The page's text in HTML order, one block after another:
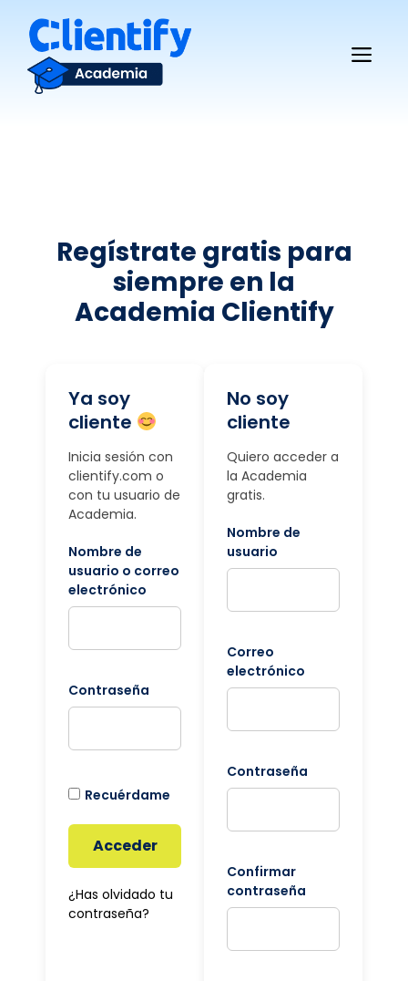
contenido
Regístrate gratis para
siempre en la
Academia Clientify
Ya soy
cliente
Inicia sesión con
clientify.com o
con tu usuario de
Academia.
Nombre de
usuario o correo
electrónico
Contraseña
Recuérdame
Acceder
¿Has olvidado tu
contraseña?
No soy
cliente
Quiero acceder a
la Academia
gratis.
Nombre de
usuario
Correo
electrónico
Contraseña
Confirmar
contraseña